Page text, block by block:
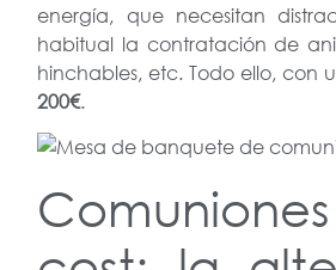
energía, que necesitan
habitual la contratación de
hinchables, etc. Todo ello, con
200€.